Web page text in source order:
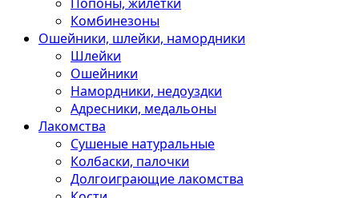
Комбинезоны
Ошейники, шлейки, намордники
Шлейки
Ошейники
Намордники, недоуздки
Адресники, медальоны
Лакомства
Сушеные натуральные
Колбаски, палочки
Долгоиграющие лакомства